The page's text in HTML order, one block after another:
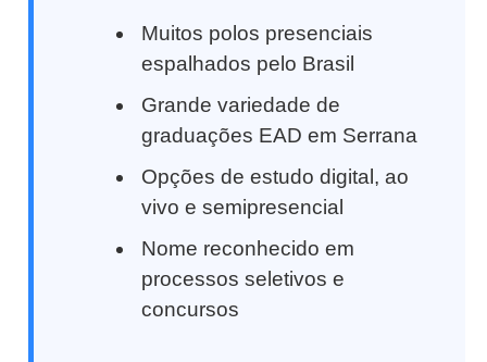
Muitos polos presenciais
espalhados pelo Brasil
Grande variedade de
graduações EAD em Serrana
Opções de estudo digital, ao
vivo e semipresencial
Nome reconhecido em
processos seletivos e
concursos